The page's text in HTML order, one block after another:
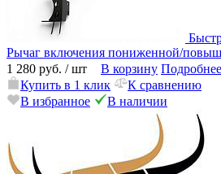
Рычаг включения пониженной/
1 280 руб. / шт В корзину Подробнее
Купить в 1 клик
К сравнению
В избранное
В наличии